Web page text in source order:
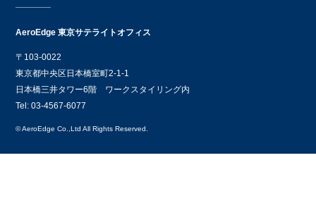
AeroEdge 東京サテライトオフィス
〒103-0022
東京都中央区日本橋室町2-1-1
日本橋三井タワー6階 ワークスタイリング内
Tel: 03-4567-6077
© AeroEdge Co.,Ltd All Rights Reserved.